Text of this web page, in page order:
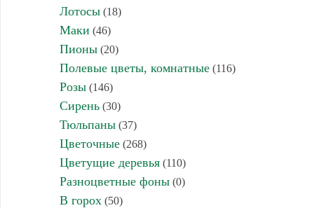
Лотосы(18)
Маки (46)
Пионы(20)
Полевые цветы, комнатные(116)
Розы(146)
Сирень(30)
Тюльпаны(37)
Цветочные(268)
Цветущие деревья(110)
Разноцветные фоны(0)
В горох(50)